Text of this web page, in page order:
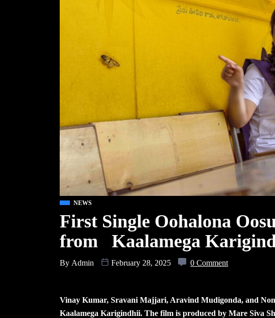
NEWS
First Single Oohalona
from Kaalamega
By Admin February 28, 2025 0 Comment
Vinay Kumar, Sravani Majjari, Aravind Mudigonda, and
Kaalamega Karigindhii. The film is produced by Mare Siva